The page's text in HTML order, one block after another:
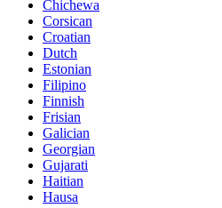
Chichewa
Corsican
Croatian
Dutch
Estonian
Filipino
Finnish
Frisian
Galician
Georgian
Gujarati
Haitian
Hausa